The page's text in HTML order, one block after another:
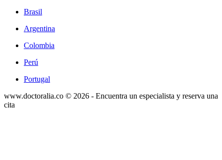
Brasil
Argentina
Colombia
Perú
Portugal
www.doctoralia.co © 2026 - Encuentra un especialista y reserva una
cita